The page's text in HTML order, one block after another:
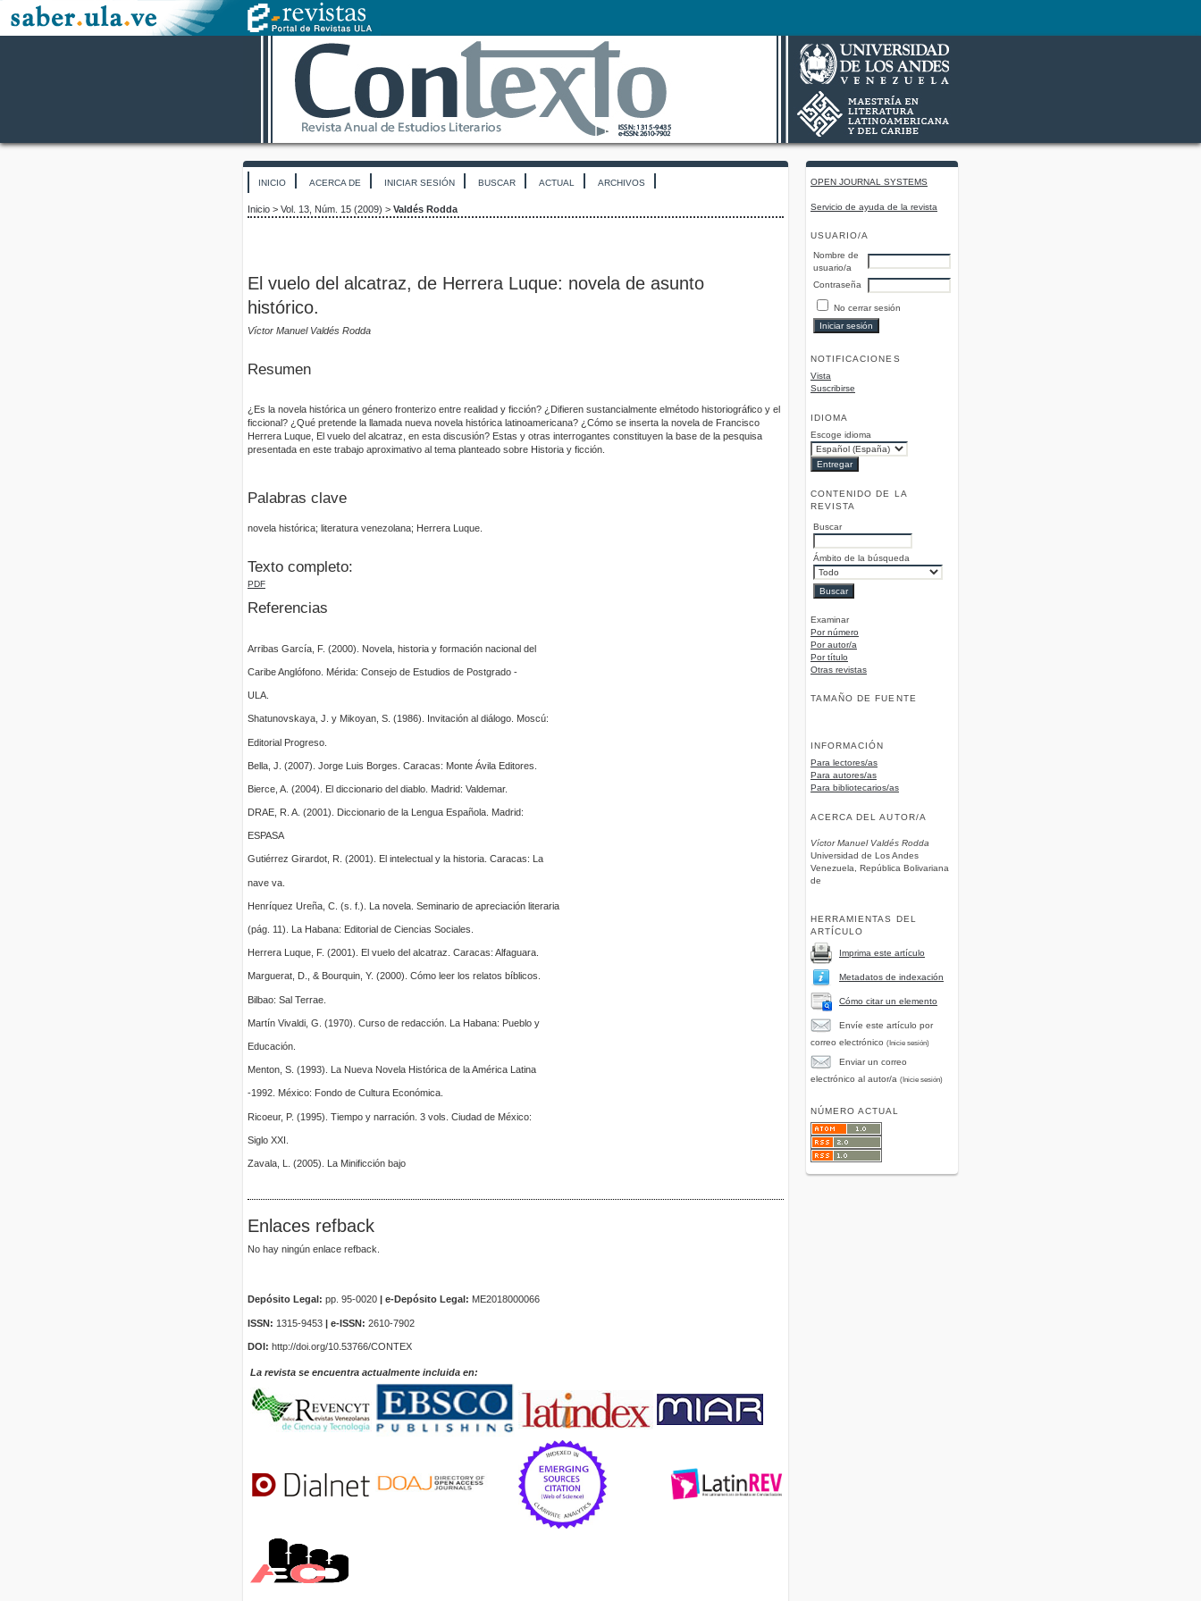
OPEN JOURNAL SYSTEMS
Servicio de ayuda de la revista
USUARIO/A
Nombre de
usuario/a
Contraseña
No cerrar sesión
NOTIFICACIONES
Vista
Suscribirse
IDIOMA
Escoge idioma
CONTENIDO DE LA
REVISTA
Buscar
Ámbito de la búsqueda
Examinar
Por número
Por autor/a
Por título
Otras revistas
TAMAÑO DE FUENTE
INFORMACIÓN
Para lectores/as
Para autores/as
Para bibliotecarios/as
ACERCA DEL AUTOR/A
Víctor Manuel Valdés Rodda
Universidad de Los Andes
Venezuela, República Bolivariana
de
HERRAMIENTAS DEL
ARTÍCULO
Imprima este artículo
Metadatos de indexación
Cómo citar un elemento
Envíe este artículo por
correo electrónico (Inicie sesión)
Enviar un correo
electrónico al autor/a (Inicie sesión)
NÚMERO ACTUAL
INICIO ACERCA DE INICIAR SESIÓN BUSCAR ACTUAL ARCHIVOS
Inicio > Vol. 13, Núm. 15 (2009) > Valdés Rodda
El vuelo del alcatraz, de Herrera Luque: novela de asunto
histórico.
Víctor Manuel Valdés Rodda
Resumen
¿Es la novela histórica un género fronterizo entre realidad y ficción? ¿Difieren sustancialmente elmétodo historiográfico y el
ficcional? ¿Qué pretende la llamada nueva novela histórica latinoamericana? ¿Cómo se inserta la novela de Francisco
Herrera Luque, El vuelo del alcatraz, en esta discusión? Estas y otras interrogantes constituyen la base de la pesquisa
presentada en este trabajo aproximativo al tema planteado sobre Historia y ficción.
Palabras clave
novela histórica; literatura venezolana; Herrera Luque.
Texto completo:
PDF
Referencias
Arribas García, F. (2000). Novela, historia y formación nacional del
Caribe Anglófono. Mérida: Consejo de Estudios de Postgrado -
ULA.
Shatunovskaya, J. y Mikoyan, S. (1986). Invitación al diálogo. Moscú:
Editorial Progreso.
Bella, J. (2007). Jorge Luis Borges. Caracas: Monte Ávila Editores.
Bierce, A. (2004). El diccionario del diablo. Madrid: Valdemar.
DRAE, R. A. (2001). Diccionario de la Lengua Española. Madrid:
ESPASA
Gutiérrez Girardot, R. (2001). El intelectual y la historia. Caracas: La
nave va.
Henríquez Ureña, C. (s. f.). La novela. Seminario de apreciación literaria
(pág. 11). La Habana: Editorial de Ciencias Sociales.
Herrera Luque, F. (2001). El vuelo del alcatraz. Caracas: Alfaguara.
Marguerat, D., & Bourquin, Y. (2000). Cómo leer los relatos bíblicos.
Bilbao: Sal Terrae.
Martín Vivaldi, G. (1970). Curso de redacción. La Habana: Pueblo y
Educación.
Menton, S. (1993). La Nueva Novela Histórica de la América Latina
-1992. México: Fondo de Cultura Económica.
Ricoeur, P. (1995). Tiempo y narración. 3 vols. Ciudad de México:
Siglo XXI.
Zavala, L. (2005). La Minificción bajo
Enlaces refback
No hay ningún enlace refback.
Depósito Legal: pp. 95-0020 e-Depósito Legal: ME2018000066
ISSN: 1315-9453 | e-ISSN: 2610-7902
DOI: http://doi.org/10.53766/CONTEX
La revista se encuentra actualmente incluida en: